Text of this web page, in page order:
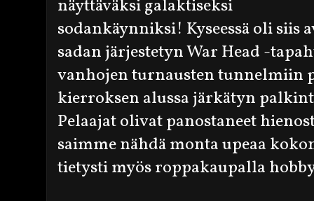
näyttäväksi galaktiseksi
sodankäynniksi! Kyseessä oli
sadan järjestetyn War Head -
vanhojen turnausten tunnelmiin
kierroksen alussa järkätyn
Pelaajat olivat panostaneet
saimme nähdä monta upeaa
tietysti myös roppakaupalla